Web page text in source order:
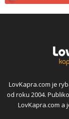
LovKapra.com je
od roku 2004.
LovKapra.com a